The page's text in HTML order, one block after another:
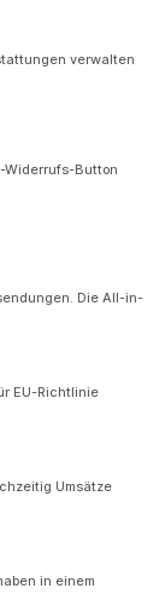
verwalten
Widerrufs-Button
Die All-in-
EU-Richtlinie
Umsätze
in einem